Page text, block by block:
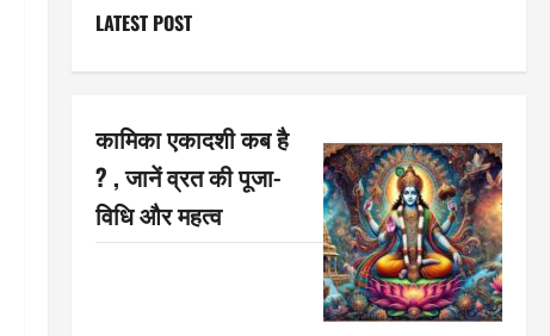
LATEST POST
कामिका एकादशी कब है
? , जानें व्रत की पूजा-
विधि और महत्व